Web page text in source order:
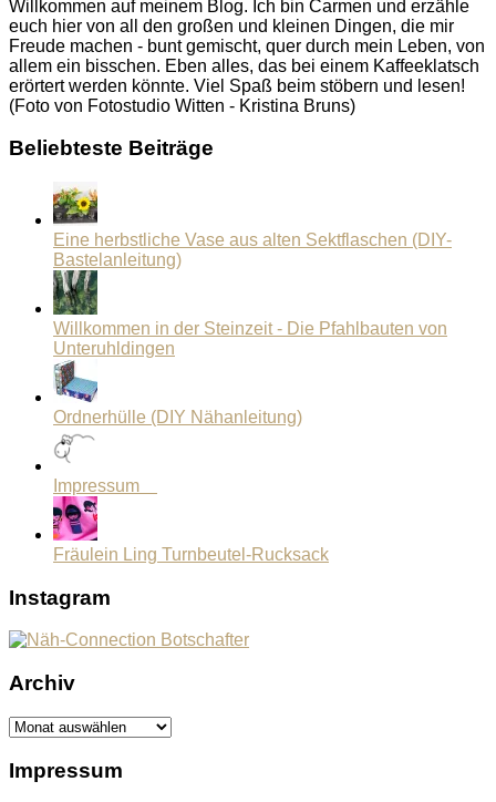
Willkommen auf meinem Blog. Ich bin Carmen und erzähle
euch hier von all den großen und kleinen Dingen, die mir
Freude machen - bunt gemischt, quer durch mein Leben, von
allem ein bisschen. Eben alles, das bei einem Kaffeeklatsch
erörtert werden könnte. Viel Spaß beim stöbern und lesen!
(Foto von Fotostudio Witten - Kristina Bruns)
Beliebteste Beiträge
Eine herbstliche Vase aus alten Sektflaschen (DIY-
Bastelanleitung)
Willkommen in der Steinzeit - Die Pfahlbauten von
Unteruhldingen
Ordnerhülle (DIY Nähanleitung)
Impressum
Fräulein Ling Turnbeutel-Rucksack
Instagram
Archiv
Archiv
Impressum